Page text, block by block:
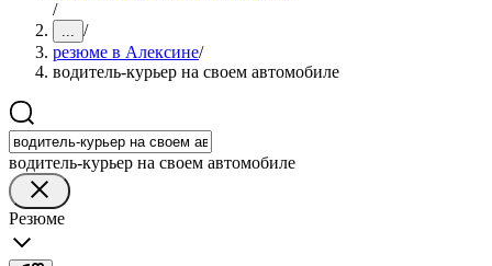
/
... /
резюме в Алексине/
водитель-курьер на своем автомобиле
водитель-курьер на своем автомобиле
Резюме